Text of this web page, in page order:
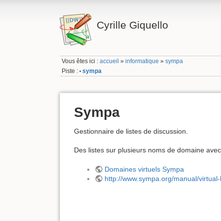
Cyrille Giquello
Vous êtes ici :accueil »informatique »sympa
Piste : • sympa
Sympa
Gestionnaire de listes de discussion.
Des listes sur plusieurs noms de domaine
Domaines virtuels Sympa
http://www.sympa.org/manual/